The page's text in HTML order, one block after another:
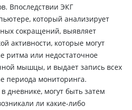
Впоследствии ЭКГ
который анализирует
сокращений, выявляет
активности, которые могут
ритма или недостаточное
мышцы, и выдает запись всех
периода мониторинга.
дневнике, могут быть затем
ли какие-либо